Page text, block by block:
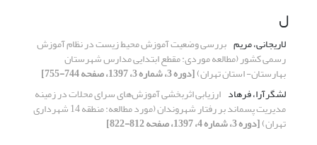
ل
لاریجانی، مریم بررسی وضعیت آموزش محیط زیست در نظام آموزش
رسمی کشور (مطالعه موردی: مقطع ابتدایی مدارس شهرستان
بهارستان- استان تهران)[دوره 3، شماره 3، 1397، صفحه 744-755]
لشگرآرا، فرهاد ارزیابی اثربخشی آموزش‌های سرای محلات در زمینه
مدیریت پسماند بر رفتار شهروندان (مورد مطالعه: منطقه 14 شهرداری
تهران)[دوره 3، شماره 4، 1397، صفحه 812-822]